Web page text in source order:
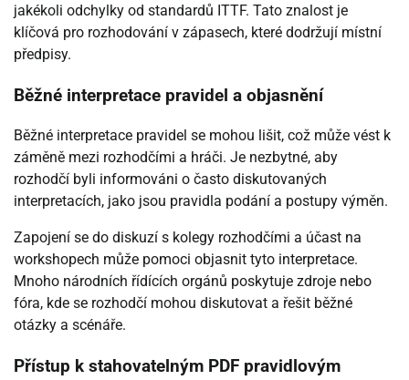
jakékoli odchylky od standardů ITTF. Tato znalost je
klíčová pro rozhodování v zápasech, které dodržují místní
předpisy.
Běžné interpretace pravidel a objasnění
Běžné interpretace pravidel se mohou lišit, což může vést k
záměně mezi rozhodčími a hráči. Je nezbytné, aby
rozhodčí byli informováni o často diskutovaných
interpretacích, jako jsou pravidla podání a postupy výměn.
Zapojení se do diskuzí s kolegy rozhodčími a účast na
workshopech může pomoci objasnit tyto interpretace.
Mnoho národních řídících orgánů poskytuje zdroje nebo
fóra, kde se rozhodčí mohou diskutovat a řešit běžné
otázky a scénáře.
Přístup k stahovatelným PDF pravidlovým